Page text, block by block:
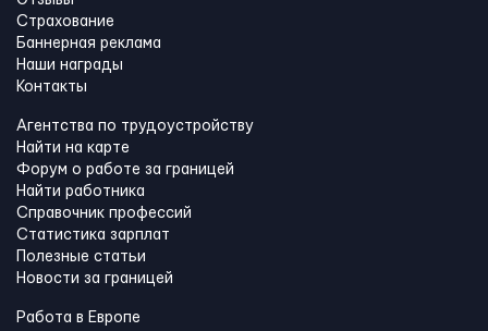
Страхование
Баннерная реклама
Наши награды
Контакты
Агентства по трудоустройству
Найти на карте
Форум о работе за границей
Найти работника
Справочник профессий
Статистика зарплат
Полезные статьи
Новости за границей
Работа в Европе